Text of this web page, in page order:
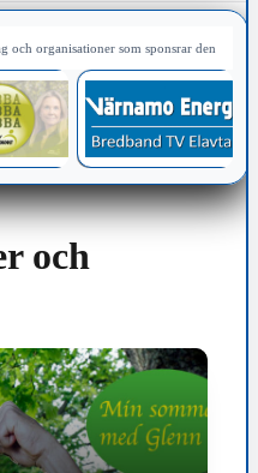
och organisationer som sponsrar den
och